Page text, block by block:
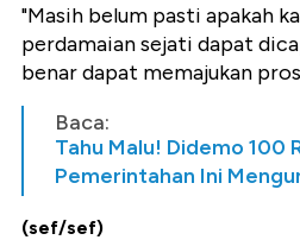
"Masih belum pasti apakah
perdamaian sejati dapat
benar dapat memajukan
Baca:
Tahu Malu! Didemo 100
Pemerintahan Ini
(sef/sef)